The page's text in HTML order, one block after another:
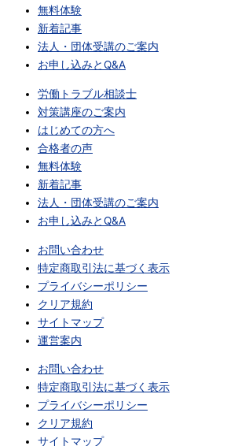
無料体験
新着記事
法人・団体受講のご案内
お申し込みとQ&A
労働トラブル相談士
対策講座のご案内
はじめての方へ
合格者の声
無料体験
新着記事
法人・団体受講のご案内
お申し込みとQ&A
お問い合わせ
特定商取引法に基づく表示
プライバシーポリシー
クリア規約
サイトマップ
運営案内
お問い合わせ
特定商取引法に基づく表示
プライバシーポリシー
クリア規約
サイトマップ